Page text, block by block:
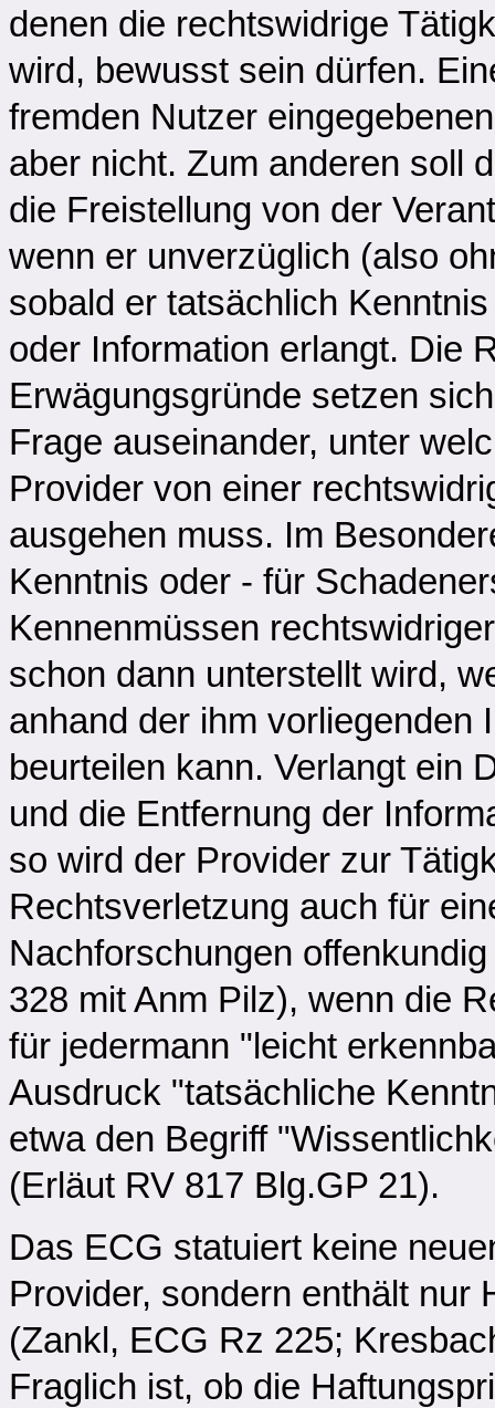
denen die rechtswidrige
wird, bewusst sein dürfen.
fremden Nutzer
aber nicht. Zum anderen soll
die Freistellung von der
wenn er unverzüglich (also
sobald er tatsächlich
oder Information erlangt. Die
Erwägungsgründe setzen
Frage auseinander, unter
Provider von einer
ausgehen muss. Im
Kenntnis oder - für
Kennenmüssen
schon dann unterstellt wird,
anhand der ihm vorliegenden
beurteilen kann. Verlangt ein
und die Entfernung der
so wird der Provider zur
Rechtsverletzung auch für
Nachforschungen
328 mit Anm Pilz), wenn die
für jedermann "leicht
Ausdruck "tatsächliche
etwa den Begriff
(Erläut RV 817 Blg.GP 21).
Das ECG statuiert keine
Provider, sondern enthält nur
(Zankl, ECG Rz 225;
Fraglich ist, ob die